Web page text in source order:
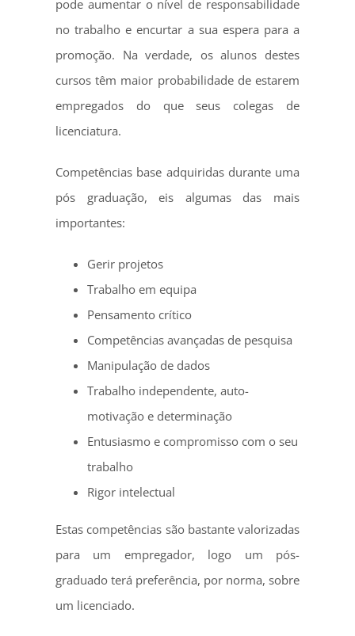
pode aumentar o nível de responsabilidade
no trabalho e encurtar a sua espera para a
promoção. Na verdade, os alunos destes
cursos têm maior probabilidade de estarem
empregados do que seus colegas de
licenciatura.
Competências base adquiridas durante uma
pós graduação, eis algumas das mais
importantes:
Gerir projetos
Trabalho em equipa
Pensamento crítico
Competências avançadas de pesquisa
Manipulação de dados
Trabalho independente, auto-
motivação e determinação
Entusiasmo e compromisso com o seu
trabalho
Rigor intelectual
Estas competências são bastante valorizadas
para um empregador, logo um pós-
graduado terá preferência, por norma, sobre
um licenciado.